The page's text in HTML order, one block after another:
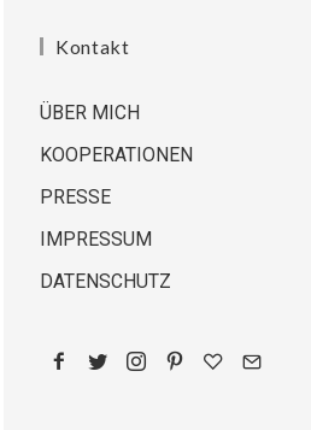
Kontakt
ÜBER MICH
KOOPERATIONEN
PRESSE
IMPRESSUM
DATENSCHUTZ